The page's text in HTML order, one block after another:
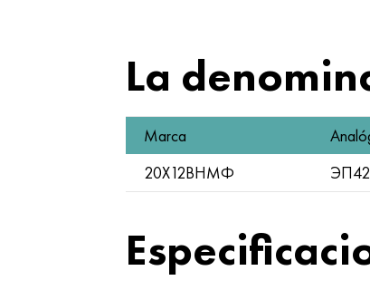
La
Marca
20Х12ВНМФ